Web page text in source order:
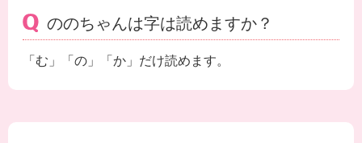
ののちゃんは字は読めますか？
「む」「の」「か」だけ読めます。